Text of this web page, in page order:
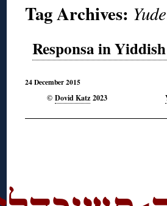
Tag Archives:
Responsa in
24 December 2015
Dovid Katz 2023
©